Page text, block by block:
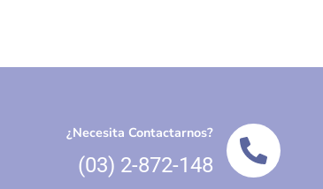
¿Necesita Contactarnos?
(03) 2-872-148